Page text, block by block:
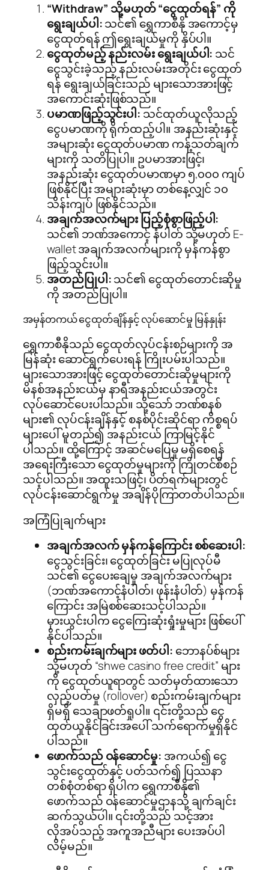
“Withdraw” သို့မဟုတ် “ငွေထုတ်ရန်” ကို
ရွေးချယ်ပါ:သင်၏ ရွှေကာစီနို အကောင့်မှ
ငွေထုတ်ရန် ဤရွေးချယ်မှုကို နှိပ်ပါ။
ငွေထုတ်မည့် နည်းလမ်း ရွေးချယ်ပါ: သင်
ငွေသွင်းခဲ့သည့် နည်းလမ်းအတိုင်း ငွေထုတ်
ရန် ရွေးချယ်ခြင်းသည် များသောအားဖြင့်
အကောင်းဆုံးဖြစ်သည်။
ပမာဏဖြည့်သွင်းပါ: သင်ထုတ်ယူလိုသည့်
ငွေပမာဏကို ရိုက်ထည့်ပါ။ အနည်းဆုံးနှင့်
အများဆုံး ငွေထုတ်ပမာဏ ကန့်သတ်ချက်
များကို သတိပြုပါ။ ဥပမာအားဖြင့်၊
အနည်းဆုံး ငွေထုတ်ပမာဏမှာ ၅,၀၀၀ ကျပ်
ဖြစ်နိုင်ပြီး အများဆုံးမှာ တစ်နေ့လျှင် ၁၀
သိန်းကျပ် ဖြစ်နိုင်သည်။
အချက်အလက်များ ပြည့်စုံစွာဖြည့်ပါ:
သင်၏ ဘဏ်အကောင့် နံပါတ် သို့မဟုတ် E-
wallet အချက်အလက်များကို မှန်ကန်စွာ
ဖြည့်သွင်းပါ။
အတည်ပြုပါ:သင်၏ ငွေထုတ်တောင်းဆိုမှု
ကို အတည်ပြုပါ။
အမှန်တကယ် ငွေထုတ်ချိန်နှင့် လုပ်ဆောင်မှု မြန်နှုန်း
ရွှေကာစီနိုသည် ငွေထုတ်လုပ်ငန်းစဉ်များကို အ
မြန်ဆုံး ဆောင်ရွက်ပေးရန် ကြိုးပမ်းပါသည်။
များသောအားဖြင့် ငွေထုတ်တောင်းဆိုမှုများကို
မိနစ်အနည်းငယ်မှ နာရီအနည်းငယ်အတွင်း
လုပ်ဆောင်ပေးပါသည်။ သို့သော် ဘဏ်စနစ်
များ၏ လုပ်ငန်းချိန်နှင့် စနစ်ပိုင်းဆိုင်ရာ ကိစ္စရပ်
များပေါ် မူတည်၍ အနည်းငယ် ကြာမြင့်နိုင်
ပါသည်။ ထို့ကြောင့် အဆင်မပြေမှု မရှိစေရန်
အရေးကြီးသော ငွေထုတ်မှုများကို ကြိုတင်စီစဉ်
သင့်ပါသည်။ အထူးသဖြင့်၊ ပိတ်ရက်များတွင်
လုပ်ငန်းဆောင်ရွက်မှု အချိန်ပိုကြာတတ်ပါသည်။
အကြံပြုချက်များ
အချက်အလက် မှန်ကန်ကြောင်း စစ်ဆေးပါ:
ငွေသွင်းခြင်း၊ ငွေထုတ်ခြင်း မပြုလုပ်မီ
သင်၏ ငွေပေးချေမှု အချက်အလက်များ
(ဘဏ်အကောင့်နံပါတ်၊ ဖုန်းနံပါတ်) မှန်ကန်
ကြောင်း အမြဲစစ်ဆေးသင့်ပါသည်။
မှားယွင်းပါက ငွေကြေးဆုံးရှုံးမှုများ ဖြစ်ပေါ်
နိုင်ပါသည်။
စည်းကမ်းချက်များ ဖတ်ပါ: ဘောနပ်စ်များ
သို့မဟုတ် “shwe casino free credit” များ
ကို ငွေထုတ်ယူရာတွင် သတ်မှတ်ထားသော
လှည့်ပတ်မှု (rollover) စည်းကမ်းချက်များ
ရှိမရှိ သေချာဖတ်ရှုပါ။ ၎င်းတို့သည် ငွေ
ထုတ်ယူနိုင်ခြင်းအပေါ် သက်ရောက်မှုရှိနိုင်
ပါသည်။
ဖောက်သည် ဝန်ဆောင်မှု: အကယ်၍ ငွေ
သွင်းငွေထုတ်နှင့် ပတ်သက်၍ ပြဿနာ
တစ်စုံတစ်ရာ ရှိပါက ရွှေကာစီနို၏
ဖောက်သည် ဝန်ဆောင်မှုဌာနသို့ ချက်ချင်း
ဆက်သွယ်ပါ။ ၎င်းတို့သည် သင့်အား
လိုအပ်သည့် အကူအညီများ ပေးအပ်ပါ
လိမ့်မည်။